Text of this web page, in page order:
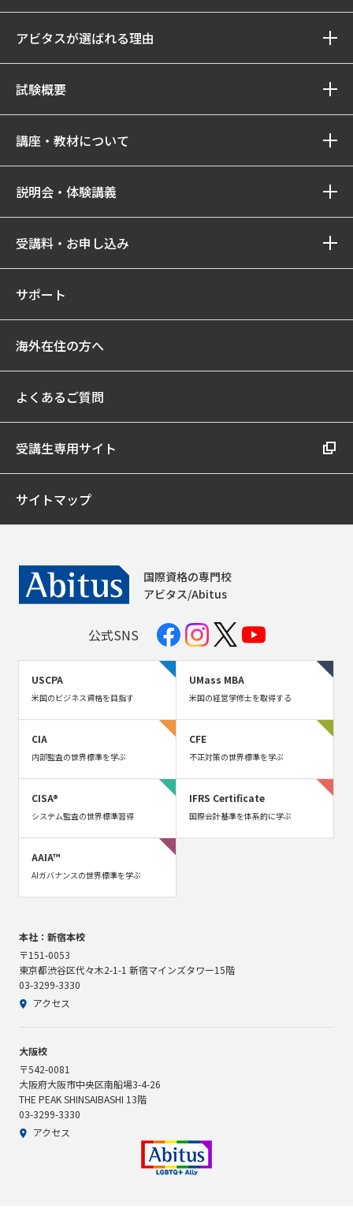
アビタスが選ばれる理由
試験概要
講座・教材について
説明会・体験講義
受講料・お申し込み
サポート
海外在住の方へ
よくあるご質問
受講生専用サイト
サイトマップ
国際資格の専門校
アビタス/Abitus
公式SNS
USCPA
米国のビジネス資格を目指す
UMass MBA
米国の経営学修士を取得する
CIA
内部監査の世界標準を学ぶ
CFE
不正対策の世界標準を学ぶ
CISA®
システム監査の世界標準習得
IFRS Certificate
国際会計基準を体系的に学ぶ
AAIA™
AIガバナンスの世界標準を学ぶ
本社：新宿本校
〒151-0053
東京都渋谷区代々木2-1-1 新宿マインズタワー15階
03-3299-3330
アクセス
大阪校
〒542-0081
大阪府大阪市中央区南船場3-4-26
THE PEAK SHINSAIBASHI 13階
03-3299-3330
アクセス